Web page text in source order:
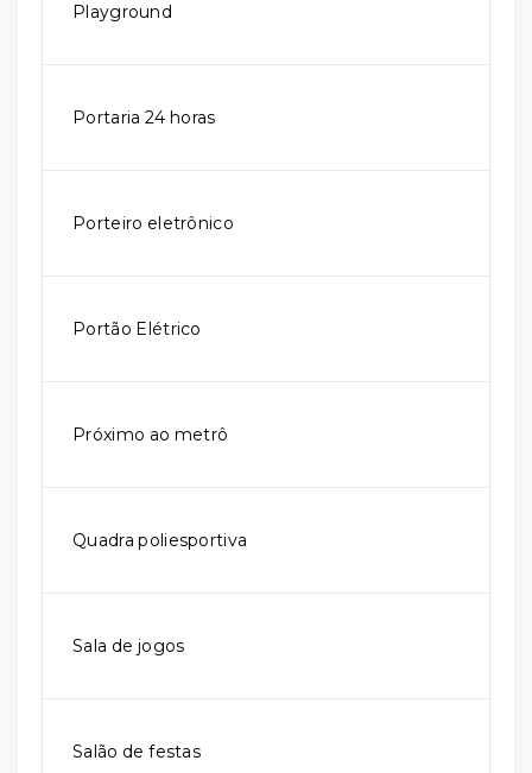
Playground
Portaria 24 horas
Porteiro eletrônico
Portão Elétrico
Próximo ao metrô
Quadra poliesportiva
Sala de jogos
Salão de festas